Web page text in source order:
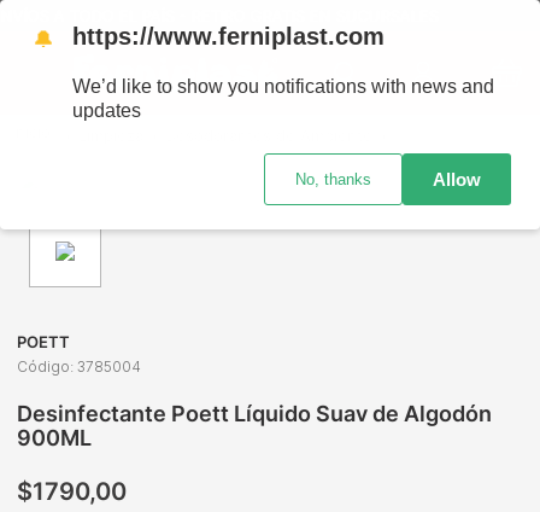
POETT
Código:3785004
Desinfectante Poett Líquido Suav de Algodón
900ML
$1790,00
🔔 https://www.ferniplast.com
We’d like to show you notifications with news and
updates
No, thanks Allow